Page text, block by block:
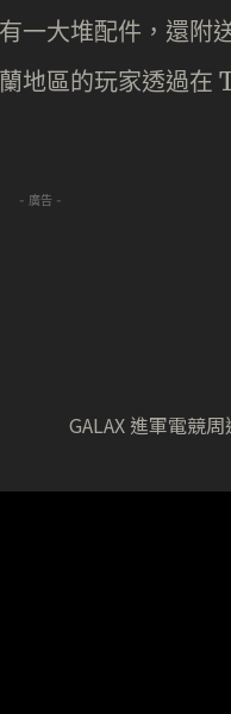
一大堆配件，還附
地區的玩家透過
- 廣告 -
GALAX 進軍電競